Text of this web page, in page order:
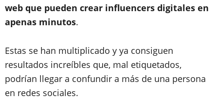
web que pueden crear influencers digitales en
apenas minutos.
Estas se han multiplicado y ya consiguen
resultados increíbles que, mal etiquetados,
podrían llegar a confundir a más de una persona
en redes sociales.